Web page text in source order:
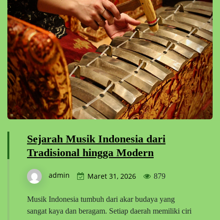
Sejarah Musik Indonesia dari
Tradisional hingga Modern
admin Maret 31, 2026 879
Musik Indonesia tumbuh dari akar budaya yang
sangat kaya dan beragam. Setiap daerah memiliki ciri